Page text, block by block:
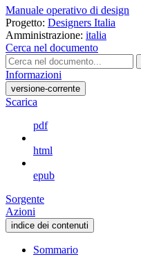
Manuale operativo di design
Progetto: Designers Italia
Amministrazione: italia
Cerca nel documento
Informazioni
versione-corrente
Scarica
pdf
html
epub
Sorgente
Azioni
indice dei contenuti
Sommario